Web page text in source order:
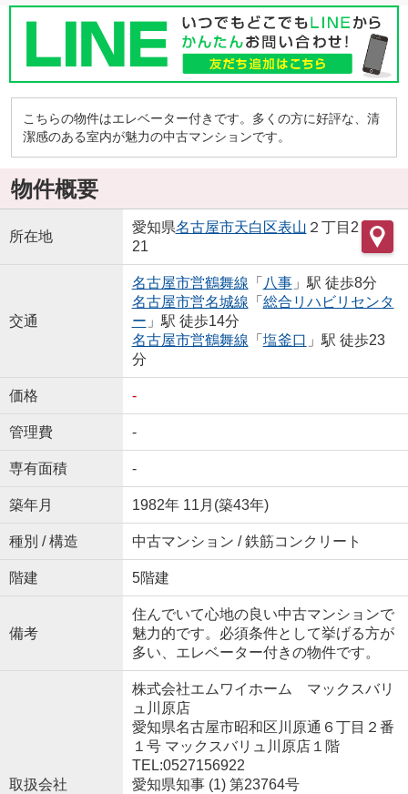
こちらの物件はエレベーター付きです。多くの方に好評な、清
潔感のある室内が魅力の中古マンションです。
物件概要
所在地
愛知県名古屋市天白区表山 ２丁目2
21
交通
名古屋市営鶴舞線 「 八事」駅 徒歩8分
名古屋市営名城線 「 総合リハビリセンタ
ー 」駅 徒歩14分
名古屋市営鶴舞線 「 塩釜口 」駅 徒歩23
分
価格 -
管理費 -
専有面積 -
築年月 1982年 11月(築43年)
種別 / 構造 中古マンション / 鉄筋コンクリート
階建 5階建
備考
住んでいて心地の良い中古マンションで
魅力的です。必須条件として挙げる方が
多い、エレベーター付きの物件です。
取扱会社
株式会社エムワイホーム マックスバリ
ュ川原店
愛知県名古屋市昭和区川原通６丁目２番
１号 マックスバリュ川原店１階
TEL:0527156922
愛知県知事 (1) 第23764号